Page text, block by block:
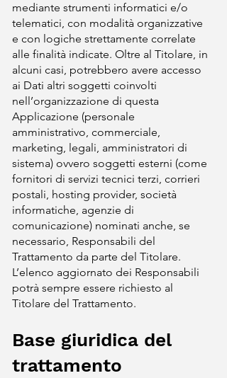
mediante strumenti informatici e/o
telematici, con modalità organizzative
e con logiche strettamente correlate
alle finalità indicate. Oltre al Titolare, in
alcuni casi, potrebbero avere accesso
ai Dati altri soggetti coinvolti
nell’organizzazione di questa
Applicazione (personale
amministrativo, commerciale,
marketing, legali, amministratori di
sistema) ovvero soggetti esterni (come
fornitori di servizi tecnici terzi, corrieri
postali, hosting provider, società
informatiche, agenzie di
comunicazione) nominati anche, se
necessario, Responsabili del
Trattamento da parte del Titolare.
L’elenco aggiornato dei Responsabili
potrà sempre essere richiesto al
Titolare del Trattamento.
Base giuridica del
trattamento